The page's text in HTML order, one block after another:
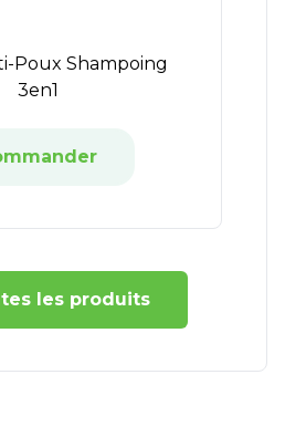
Poux Shampoing
3en1
les produits